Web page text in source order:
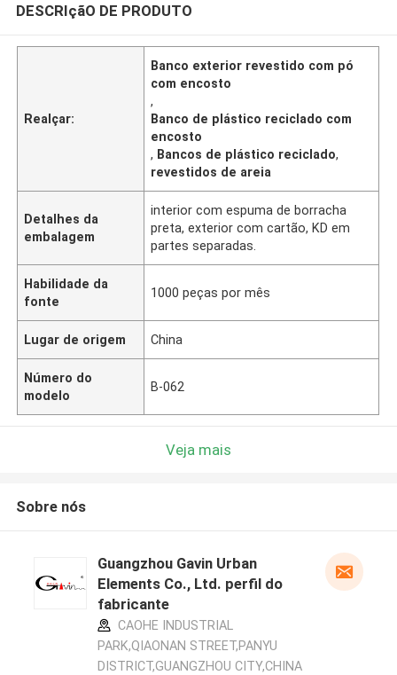
DESCRIçãO DE PRODUTO
Realçar:
Banco exterior revestido com pó
com encosto
,
Banco de plástico reciclado com
encosto
, Bancos de plástico reciclado,
revestidos de areia
Detalhes da
embalagem
interior com espuma de borracha
preta, exterior com cartão, KD em
partes separadas.
Habilidade da
fonte
1000 peças por mês
Lugar de origem China
Número do
modelo
B-062
Veja mais
Sobre nós
Guangzhou Gavin Urban
Elements Co., Ltd. perfil do
fabricante
CAOHE INDUSTRIAL
PARK,QIAONAN STREET,PANYU
DISTRICT,GUANGZHOU CITY,CHINA